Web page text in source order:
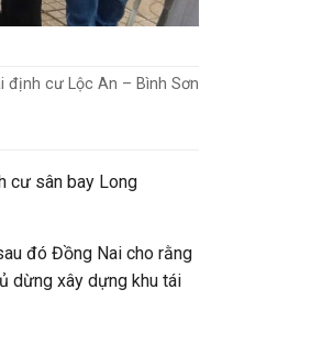
định cư Lộc An – Bình Sơn
cư sân bay Long
đó Đồng Nai cho rằng
dừng xây dựng khu tái